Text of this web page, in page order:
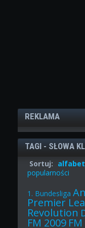
REKLAMA
TAGI - SŁOWA
Sortuj:
popularności
1. Bundesliga
Premier
Revolution
FM 2009